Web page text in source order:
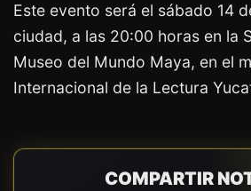
Este evento será el sábado 14
ciudad, a las 20:00 horas en la
Museo del Mundo Maya, en el
Internacional de la Lectura
COMPARTIR